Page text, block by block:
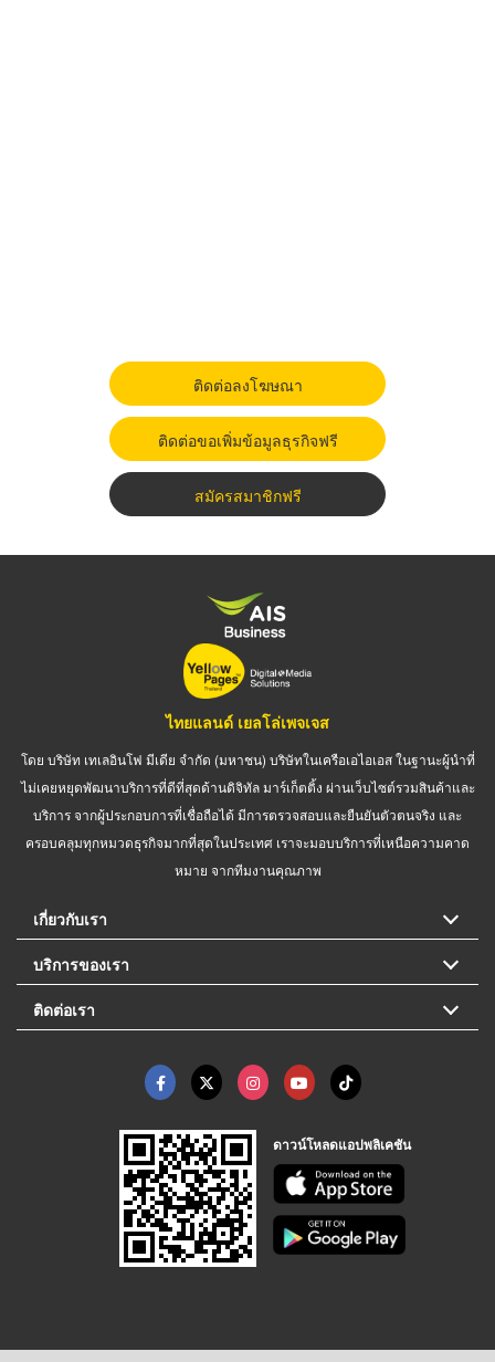
ติดต่อลงโฆษณา
ติดต่อขอเพิ่มข้อมูลธุรกิจฟรี
สมัครสมาชิกฟรี
ไทยแลนด์ เยลโล่เพจเจส
โดย บริษัท เทเลอินโฟ มีเดีย จำกัด (มหาชน) บริษัทในเครือเอไอเอส ในฐานะผู้นำที่
ไม่เคยหยุดพัฒนาบริการที่ดีที่สุดด้านดิจิทัล มาร์เก็ตติ้ง ผ่านเว็บไซต์รวมสินค้าและ
บริการ จากผู้ประกอบการที่เชื่อถือได้ มีการตรวจสอบและยืนยันตัวตนจริง และ
ครอบคลุมทุกหมวดธุรกิจมากที่สุดในประเทศ เราจะมอบบริการที่เหนือความคาด
หมาย จากทีมงานคุณภาพ
เกี่ยวกับเรา
บริการของเรา
ติดต่อเรา
ดาวน์โหลดแอปพลิเคชัน